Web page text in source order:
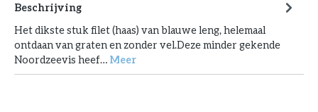
Beschrijving
Het dikste stuk filet (haas) van blauwe leng, helemaal
ontdaan van graten en zonder vel.Deze minder gekende
Noordzeevis heef… Meer